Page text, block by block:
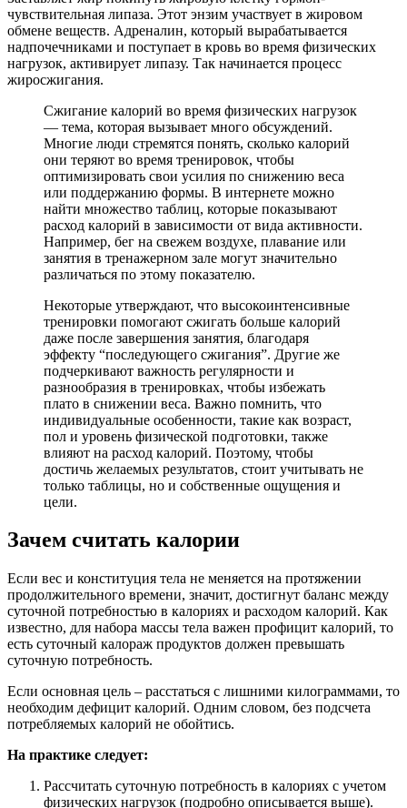
чувствительная липаза. Этот энзим участвует в жировом
обмене веществ. Адреналин, который вырабатывается
надпочечниками и поступает в кровь во время физических
нагрузок, активирует липазу. Так начинается процесс
жиросжигания.
Сжигание калорий во время физических нагрузок
— тема, которая вызывает много обсуждений.
Многие люди стремятся понять, сколько калорий
они теряют во время тренировок, чтобы
оптимизировать свои усилия по снижению веса
или поддержанию формы. В интернете можно
найти множество таблиц, которые показывают
расход калорий в зависимости от вида активности.
Например, бег на свежем воздухе, плавание или
занятия в тренажерном зале могут значительно
различаться по этому показателю.
Некоторые утверждают, что высокоинтенсивные
тренировки помогают сжигать больше калорий
даже после завершения занятия, благодаря
эффекту “последующего сжигания”. Другие же
подчеркивают важность регулярности и
разнообразия в тренировках, чтобы избежать
плато в снижении веса. Важно помнить, что
индивидуальные особенности, такие как возраст,
пол и уровень физической подготовки, также
влияют на расход калорий. Поэтому, чтобы
достичь желаемых результатов, стоит учитывать не
только таблицы, но и собственные ощущения и
цели.
Зачем считать калории
Если вес и конституция тела не меняется на протяжении
продолжительного времени, значит, достигнут баланс между
суточной потребностью в калориях и расходом калорий. Как
известно, для набора массы тела важен профицит калорий, то
есть суточный калораж продуктов должен превышать
суточную потребность.
Если основная цель – расстаться с лишними килограммами, то
необходим дефицит калорий. Одним словом, без подсчета
потребляемых калорий не обойтись.
На практике следует:
Рассчитать суточную потребность в калориях с учетом
физических нагрузок (подробно описывается выше).